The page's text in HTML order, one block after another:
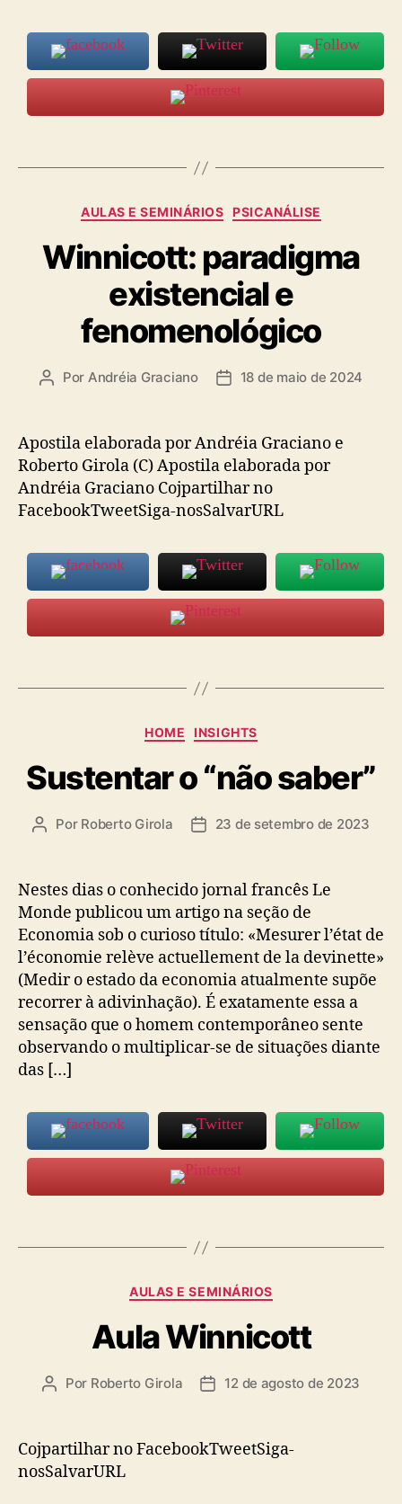
Categorias
AULAS E SEMINÁRIOS PSICANÁLISE
Winnicott: paradigma
existencial e
fenomenológico
Autor
Por Andréia Graciano
Data18 de maio de 2024
Apostila elaborada por Andréia Graciano e
Roberto Girola (C) Apostila elaborada por
Andréia Graciano Cojpartilhar no
FacebookTweetSiga-nosSalvarURL
Categorias
HOME INSIGHTS
Sustentar o “não saber”
Autor
Por Roberto Girola
Data23 de setembro de 2023
Nestes dias o conhecido jornal francês Le
Monde publicou um artigo na seção de
Economia sob o curioso título: «Mesurer l’état de
l’économie relève actuellement de la devinette»
(Medir o estado da economia atualmente supõe
recorrer à adivinhação). É exatamente essa a
sensação que o homem contemporâneo sente
observando o multiplicar-se de situações diante
das […]
Categorias
AULAS E SEMINÁRIOS
Aula Winnicott
Autor
Por Roberto Girola
Data12 de agosto de 2023
Cojpartilhar no FacebookTweetSiga-
nosSalvarURL